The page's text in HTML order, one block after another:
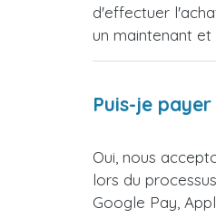
d'effectuer
un maintenant
Puis-je
Oui, nous
lors du
Google Pay,